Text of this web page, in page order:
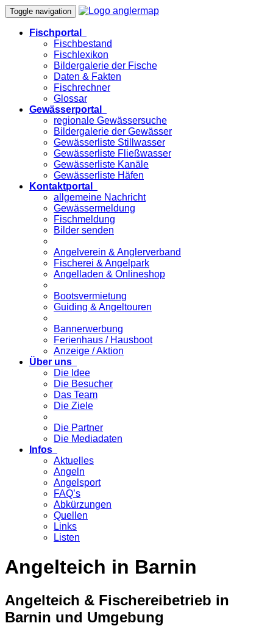
Toggle navigation
Fischportal
Fischbestand
Fischlexikon
Bildergalerie der Fische
Daten & Fakten
Fischrechner
Glossar
Gewässerportal
regionale Gewässersuche
Bildergalerie der Gewässer
Gewässerliste Stillwasser
Gewässerliste Fließwasser
Gewässerliste Kanäle
Gewässerliste Häfen
Kontaktportal
allgemeine Nachricht
Gewässermeldung
Fischmeldung
Bilder senden
Angelverein & Anglerverband
Fischerei & Angelpark
Angelladen & Onlineshop
Bootsvermietung
Guiding & Angeltouren
Bannerwerbung
Ferienhaus / Hausboot
Anzeige / Aktion
Über uns
Die Idee
Die Besucher
Das Team
Die Ziele
Die Partner
Die Mediadaten
Infos
Aktuelles
Angeln
Angelsport
FAQ’s
Abkürzungen
Quellen
Links
Listen
Angelteich in Barnin
Angelteich & Fischereibetrieb in
Barnin und Umgebung